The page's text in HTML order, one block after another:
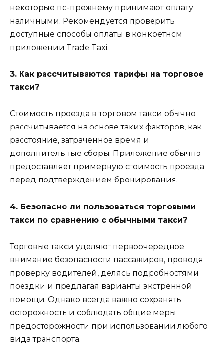
некоторые по-прежнему принимают оплату
наличными. Рекомендуется проверить
доступные способы оплаты в конкретном
приложении Trade Taxi.
3. Как рассчитываются тарифы на торговое
такси?
Стоимость проезда в торговом такси обычно
рассчитывается на основе таких факторов, как
расстояние, затраченное время и
дополнительные сборы. Приложение обычно
предоставляет примерную стоимость проезда
перед подтверждением бронирования.
4. Безопасно ли пользоваться торговыми
такси по сравнению с обычными такси?
Торговые такси уделяют первоочередное
внимание безопасности пассажиров, проводя
проверку водителей, делясь подробностями
поездки и предлагая варианты экстренной
помощи. Однако всегда важно сохранять
осторожность и соблюдать общие меры
предосторожности при использовании любого
вида транспорта.